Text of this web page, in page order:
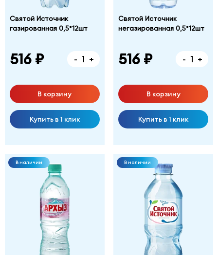
Святой Источник
газированная 0,5*12шт
516 ₽ - +
В корзину
Купить в 1 клик
Святой Источник
негазированная 0,5*12шт
516 ₽ - +
В корзину
Купить в 1 клик
В наличии В наличии